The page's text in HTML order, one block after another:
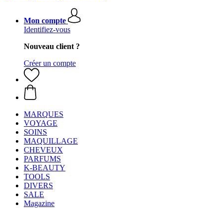
Mon compte
Identifiez-vous
Nouveau client ?
Créer un compte
MARQUES
VOYAGE
SOINS
MAQUILLAGE
CHEVEUX
PARFUMS
K-BEAUTY
TOOLS
DIVERS
SALE
Magazine